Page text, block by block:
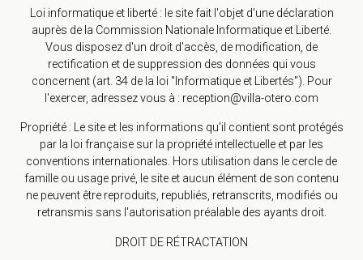
Loi informatique et liberté : le site fait l'objet d'une déclaration
auprès de la Commission Nationale Informatique et Liberté.
Vous disposez d'un droit d'accès, de modification, de
rectification et de suppression des données qui vous
concernent (art. 34 de la loi "Informatique et Libertés"). Pour
l'exercer, adressez vous à : reception@villa-otero.com
Propriété : Le site et les informations qu'il contient sont protégés
par la loi française sur la propriété intellectuelle et par les
conventions internationales. Hors utilisation dans le cercle de
famille ou usage privé, le site et aucun élément de son contenu
ne peuvent être reproduits, republiés, retranscrits, modifiés ou
retransmis sans l'autorisation préalable des ayants droit.
DROIT DE RÉTRACTATION